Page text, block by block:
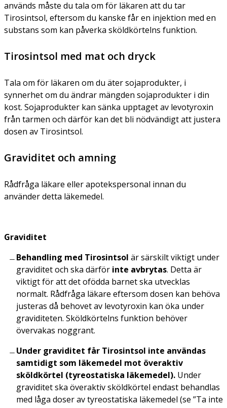
används måste du tala om för läkaren att du tar
Tirosintsol, eftersom du kanske får en injektion med en
substans som kan påverka sköldkörtelns funktion.
Tirosintsol med mat och dryck
Tala om för läkaren om du äter sojaprodukter, i
synnerhet om du ändrar mängden sojaprodukter i din
kost. Sojaprodukter kan sänka upptaget av levotyroxin
från tarmen och därför kan det bli nödvändigt att justera
dosen av Tirosintsol.
Graviditet och amning
Rådfråga läkare eller apotekspersonal innan du
använder detta läkemedel.
Graviditet
Behandling med Tirosintsol är särskilt viktigt under
graviditet och ska därför inte avbrytas. Detta är
viktigt för att det ofödda barnet ska utvecklas
normalt. Rådfråga läkare eftersom dosen kan behöva
justeras då behovet av levotyroxin kan öka under
graviditeten. Sköldkörtelns funktion behöver
övervakas noggrant.
Under graviditet får Tirosintsol inte användas
samtidigt som läkemedel mot överaktiv
sköldkörtel (tyreostatiska läkemedel). Under
graviditet ska överaktiv sköldkörtel endast behandlas
med låga doser av tyreostatiska läkemedel (se ”Ta inte